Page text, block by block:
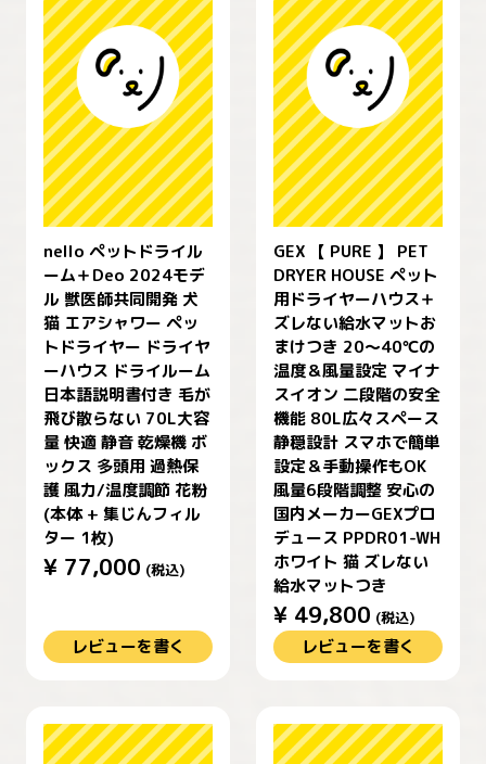
nello ペットドライル
ーム＋Deo 2024モデ
ル 獣医師共同開発 犬
猫 エアシャワー ペッ
トドライヤー ドライヤ
ーハウス ドライルーム
日本語説明書付き 毛が
飛び散らない 70L大容
量 快適 静音 乾燥機 ボ
ックス 多頭用 過熱保
護 風力/温度調節 花粉
(本体 + 集じんフィル
ター 1枚)
¥ 77,000 (税込)
レビューを書く
GEX 【 PURE 】 PET
DRYER HOUSE ペット
用ドライヤーハウス＋
ズレない給水マットお
まけつき 20～40℃の
温度＆風量設定 マイナ
スイオン 二段階の安全
機能 80L広々スペース
静穏設計 スマホで簡単
設定＆手動操作もOK
風量6段階調整 安心の
国内メーカーGEXプロ
デュース PPDR01-WH
ホワイト 猫 ズレない
給水マットつき
¥ 49,800 (税込)
レビューを書く